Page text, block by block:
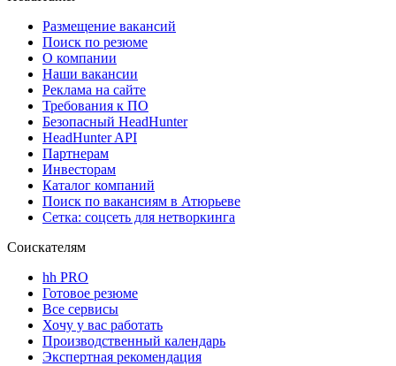
Размещение вакансий
Поиск по резюме
О компании
Наши вакансии
Реклама на сайте
Требования к ПО
Безопасный HeadHunter
HeadHunter API
Партнерам
Инвесторам
Каталог компаний
Поиск по вакансиям в Атюрьеве
Сетка: соцсеть для нетворкинга
Соискателям
hh PRO
Готовое резюме
Все сервисы
Хочу у вас работать
Производственный календарь
Экспертная рекомендация